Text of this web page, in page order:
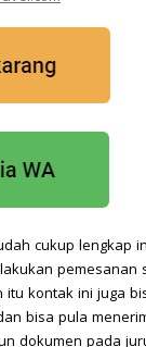
cukup lengkap
pemesanan
itu kontak ini juga
bisa pula